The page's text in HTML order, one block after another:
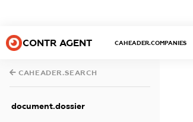
CONTR AGENT CAHEADER.COMPANIES
CAHEADER.SEARCH
document.dossier